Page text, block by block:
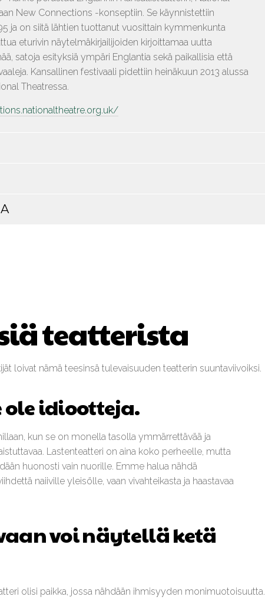
New Connections -konseptiin. Se käynnistettiin
ja on siitä lähtien tuottanut vuosittain kymmenkunta
eturivin näytelmäkirjailijoiden kirjoittamaa uutta
satoja esityksiä ympäri Englantia sekä paikallisia että
Kansallinen festivaali pidettiin heinäkuun 2013 alussa
Theatressa.
teatterista
loivat nämä teesinsä tulevaisuuden teatterin suuntaviivoiksi.
ole idiootteja.
kun se on monella tasolla ymmärrettävää ja
Lastenteatteri on aina koko perheelle, mutta
huonosti vain nuorille. Emme halua nähdä
naiiville yleisölle, vaan vivahteikasta ja haastavaa
voi näytellä ketä
olisi paikka, jossa nähdään ihmisyyden monimuotoisuutta.